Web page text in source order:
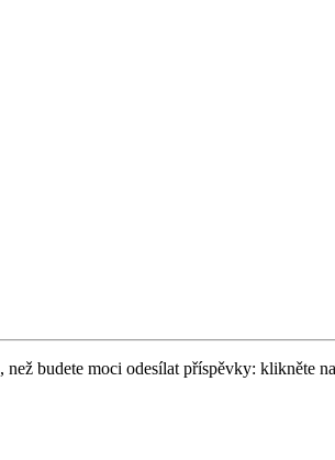
, než budete moci odesílat příspěvky: klikněte